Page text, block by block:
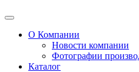
О Компании
Новости компании
Фотографии
Каталог